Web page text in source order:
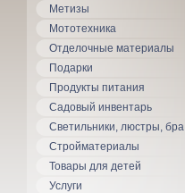
Метизы
Мототехника
Отделочные материалы
Подарки
Продукты питания
Садовый инвентарь
Светильники, люстры, бра
Стройматериалы
Товары для детей
Услуги